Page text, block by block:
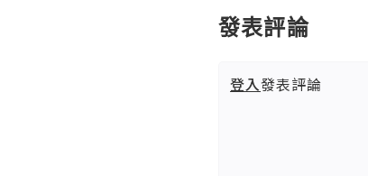
發表評論
登入發表評論